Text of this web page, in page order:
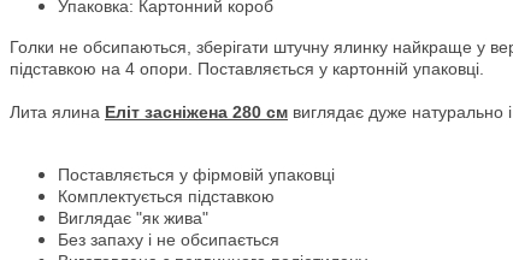
Упаковка: Картонний короб
Голки не обсипаються, зберігати штучну ялинку найкраще у
підставкою на 4 опори. Поставляється у картонній упаковці.
Лита ялина Еліт засніжена 280 см виглядає дуже натурально
Поставляється у фірмовій упаковці
Комплектується підставкою
Виглядає "як жива"
Без запаху і не обсипається